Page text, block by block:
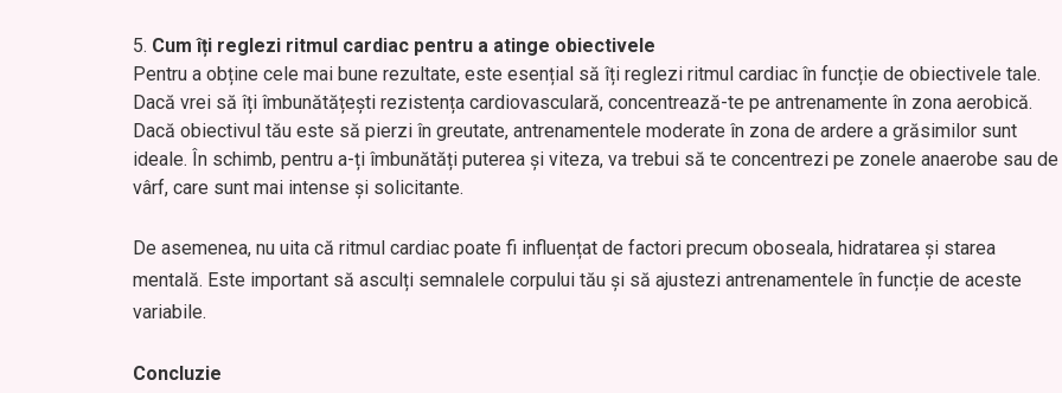
Cum îți reglezi ritmul cardiac pentru a atinge obiectivele
Pentru a obține cele mai bune rezultate, este esențial să îți reglezi ritmul cardiac în funcție de obiectivele tale.
Dacă vrei să îți îmbunătățești rezistența cardiovasculară, concentrează-te pe antrenamente în zona aerobică.
Dacă obiectivul tău este să pierzi în greutate, antrenamentele moderate în zona de ardere a grăsimilor sunt
ideale. În schimb, pentru a-ți îmbunătăți puterea și viteza, va trebui să te concentrezi pe zonele anaerobe sau de
vârf, care sunt mai intense și solicitante.
De asemenea, nu uita că ritmul cardiac poate fi influențat de factori precum oboseala, hidratarea și starea
mentală. Este important să asculți semnalele corpului tău și să ajustezi antrenamentele în funcție de aceste
variabile.
Concluzie